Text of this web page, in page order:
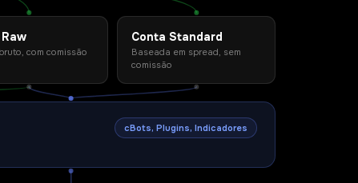
com comissão
Conta Standard
Baseada em spread, sem
comissão
cBots, Plugins, Indicadores